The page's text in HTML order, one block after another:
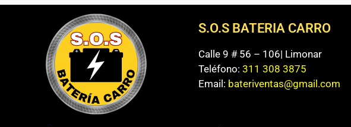
S.O.S BATERIA CARRO
Calle 9 # 56 – 106| Limonar
Teléfono:311 308 3875
Email: bateriventas@gmail.com